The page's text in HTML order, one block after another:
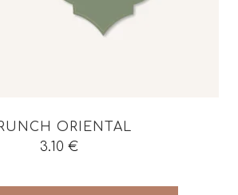
ORIENTAL
3.10 €